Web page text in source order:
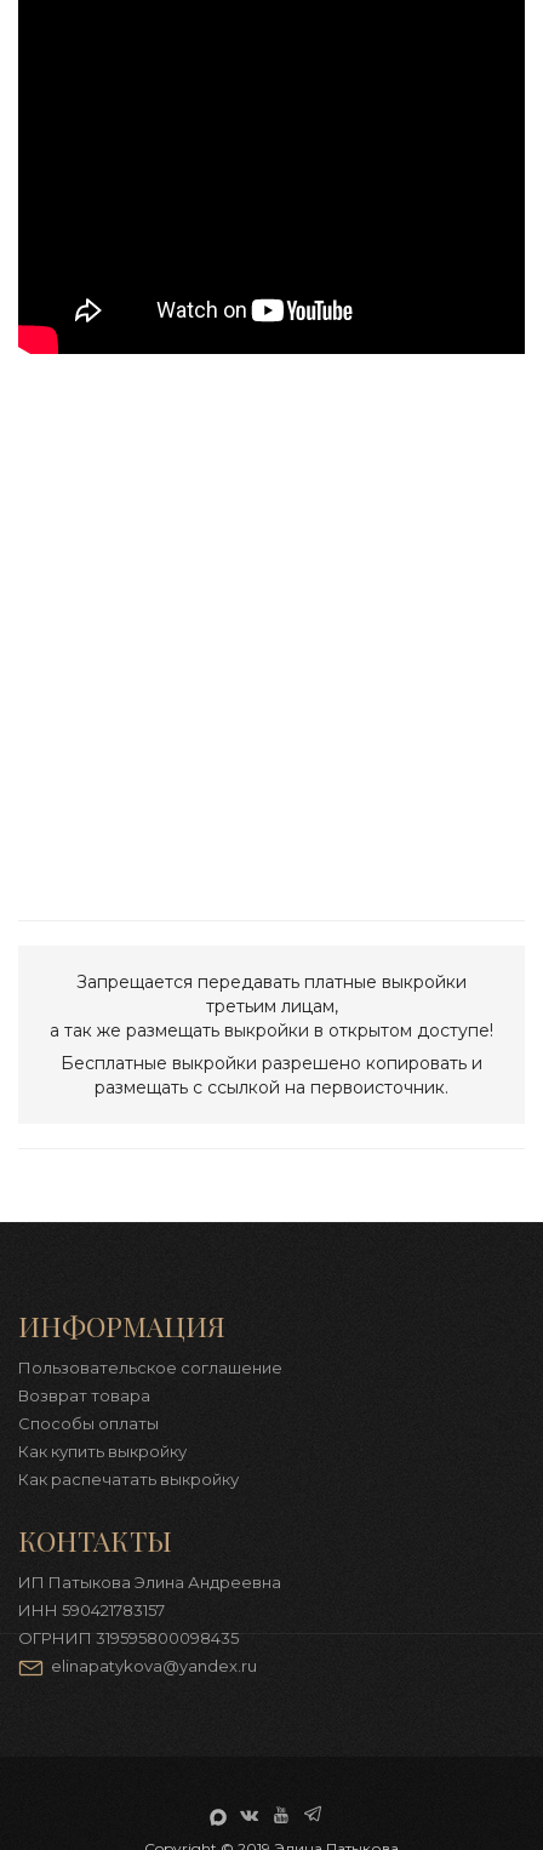
Запрещается передавать платные выкройки
третьим лицам,
а так же размещать выкройки в открытом доступе!
Бесплатные выкройки разрешено копировать и
размещать с ссылкой на первоисточник.
ИНФОРМАЦИЯ
Пользовательское соглашение
Возврат товара
Способы оплаты
Как купить выкройку
Как распечатать выкройку
КОНТАКТЫ
ИП Патыкова Элина Андреевна
ИНН 590421783157
ОГРНИП 319595800098435
elinapatykova@yandex.ru